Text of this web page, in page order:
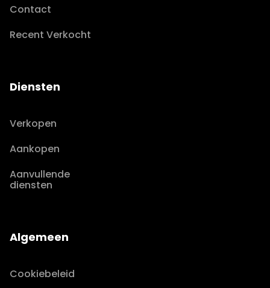
Contact
Recent Verkocht
Diensten
Verkopen
Aankopen
Aanvullende
diensten
Algemeen
Cookiebeleid